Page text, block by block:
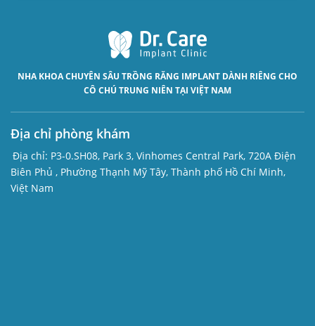
NHA KHOA CHUYÊN SÂU TRỒNG RĂNG IMPLANT DÀNH RIÊNG CHO
CÔ CHÚ TRUNG NIÊN TẠI VIỆT NAM
Địa chỉ phòng khám
Địa chỉ: P3-0.SH08, Park 3, Vinhomes Central Park, 720A Điện
Biên Phủ , Phường Thạnh Mỹ Tây, Thành phố Hồ Chí Minh,
Việt Nam